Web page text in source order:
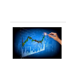
liệu
chính